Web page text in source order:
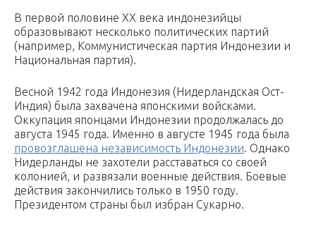
В первой половине XX века индонезийцы
образовывают несколько политических партий
(например, Коммунистическая партия Индонезии и
Национальная партия).
Весной 1942 года Индонезия (Нидерландская Ост-
Индия) была захвачена японскими войсками.
Оккупация японцами Индонезии продолжалась до
августа 1945 года. Именно в августе 1945 года была
провозглашена независимость Индонезии. Однако
Нидерланды не захотели расставаться со своей
колонией, и развязали военные действия. Боевые
действия закончились только в 1950 году.
Президентом страны был избран Сукарно.